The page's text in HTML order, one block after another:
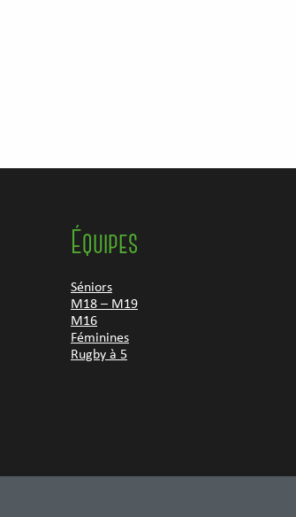
Équipes
Séniors
M18 – M19
M16
Féminines
Rugby à 5